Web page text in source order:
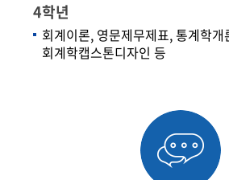
4학년
회계이론, 영문제무제표, 통계학
회계학캡스톤디자인 등